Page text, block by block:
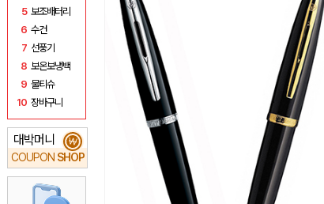
5 보조배터리
6 수건
7 선풍기
8 보온보냉백
9 물티슈
10 장바구니
대박머니
COUPON SHOP
₩